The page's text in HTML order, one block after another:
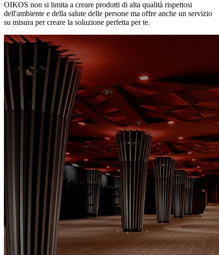
OIKOS non si limita a creare prodotti di alta qualità rispettosi
dell'ambiente e della salute delle persone ma offre anche un servizio
su misura per creare la soluzione perfetta per te.